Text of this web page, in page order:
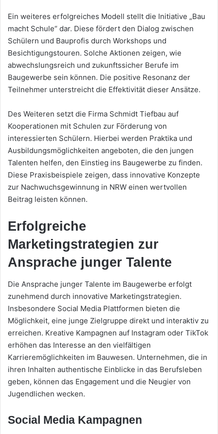
Ein weiteres erfolgreiches Modell stellt die Initiative „Bau
macht Schule“ dar. Diese fördert den Dialog zwischen
Schülern und Bauprofis durch Workshops und
Besichtigungstouren. Solche Aktionen zeigen, wie
abwechslungsreich und zukunftssicher Berufe im
Baugewerbe sein können. Die positive Resonanz der
Teilnehmer unterstreicht die Effektivität dieser Ansätze.
Des Weiteren setzt die Firma Schmidt Tiefbau auf
Kooperationen mit Schulen zur Förderung von
interessierten Schülern. Hierbei werden Praktika und
Ausbildungsmöglichkeiten angeboten, die den jungen
Talenten helfen, den Einstieg ins Baugewerbe zu finden.
Diese Praxisbeispiele zeigen, dass innovative Konzepte
zur Nachwuchsgewinnung in NRW einen wertvollen
Beitrag leisten können.
Erfolgreiche
Marketingstrategien zur
Ansprache junger Talente
Die Ansprache junger Talente im Baugewerbe erfolgt
zunehmend durch innovative Marketingstrategien.
Insbesondere Social Media Plattformen bieten die
Möglichkeit, eine junge Zielgruppe direkt und interaktiv zu
erreichen. Kreative Kampagnen auf Instagram oder TikTok
erhöhen das Interesse an den vielfältigen
Karrieremöglichkeiten im Bauwesen. Unternehmen, die in
ihren Inhalten authentische Einblicke in das Berufsleben
geben, können das Engagement und die Neugier von
Jugendlichen wecken.
Social Media Kampagnen